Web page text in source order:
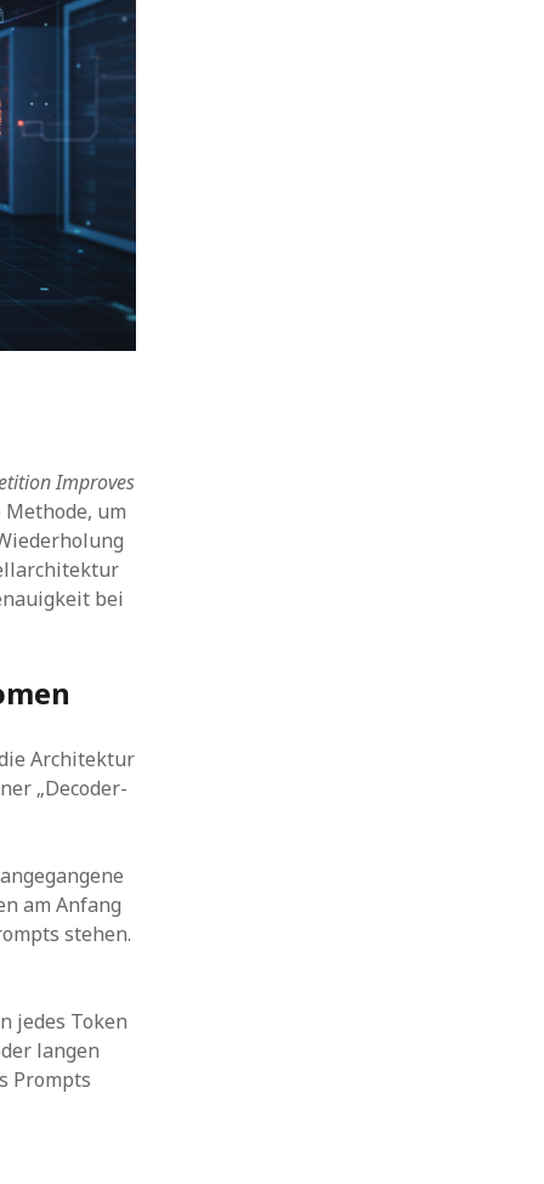
Improves
um
bei
Architektur
„Decoder-
am Anfang
stehen.
jedes Token
langen
Prompts